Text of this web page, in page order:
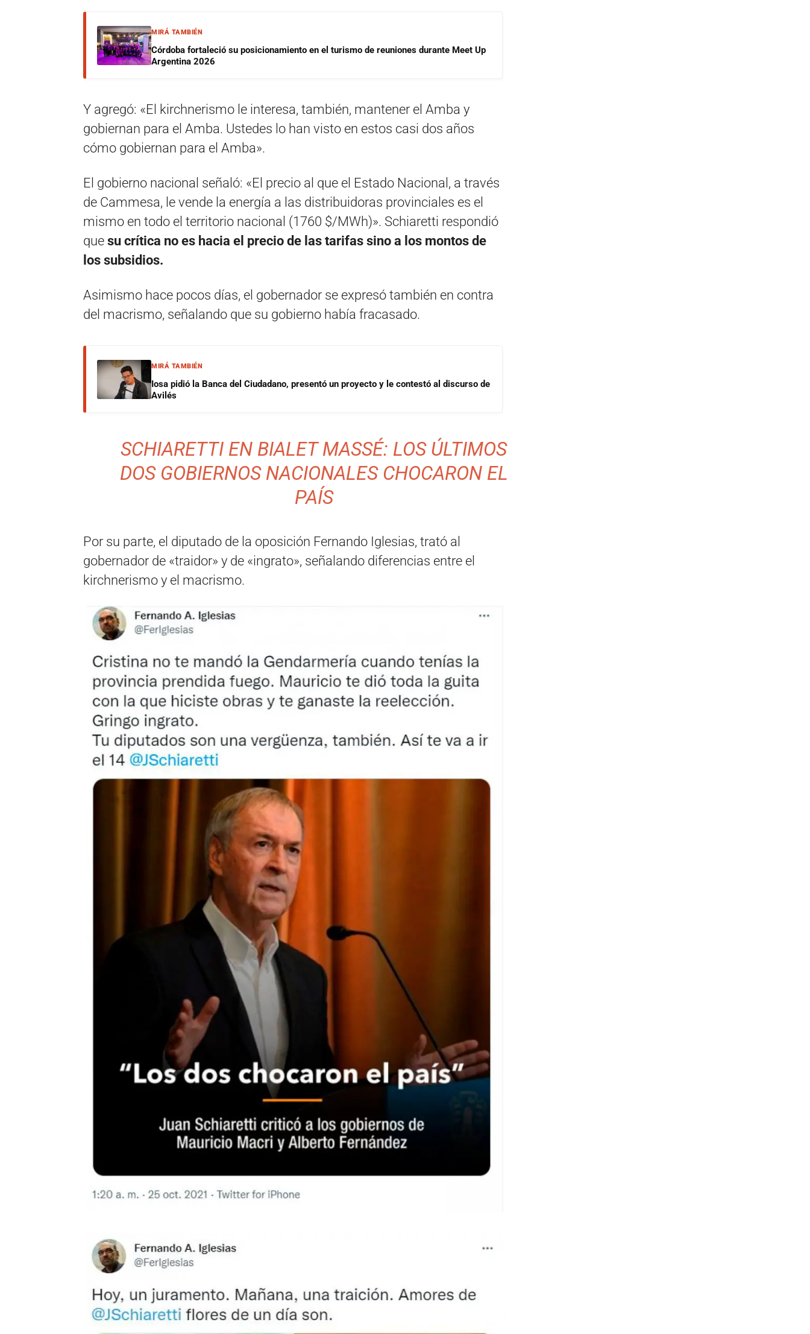
MIRÁ TAMBIÉN
Córdoba fortaleció su posicionamiento en el turismo de reuniones durante Meet Up
Argentina 2026
Y agregó: «El kirchnerismo le interesa, también, mantener el Amba y
gobiernan para el Amba. Ustedes lo han visto en estos casi dos años
cómo gobiernan para el Amba».
El gobierno nacional señaló: «El precio al que el Estado Nacional, a través
de Cammesa, le vende la energía a las distribuidoras provinciales es el
mismo en todo el territorio nacional (1760 $/MWh)». Schiaretti respondió
que su crítica no es hacia el precio de las tarifas sino a los montos de
los subsidios.
Asimismo hace pocos días, el gobernador se expresó también en contra
del macrismo, señalando que su gobierno había fracasado.
MIRÁ TAMBIÉN
Iosa pidió la Banca del Ciudadano, presentó un proyecto y le contestó al discurso de
Avilés
SCHIARETTI EN BIALET MASSÉ: LOS ÚLTIMOS
DOS GOBIERNOS NACIONALES CHOCARON EL
PAÍS
Por su parte, el diputado de la oposición Fernando Iglesias, trató al
gobernador de «traidor» y de «ingrato», señalando diferencias entre el
kirchnerismo y el macrismo.